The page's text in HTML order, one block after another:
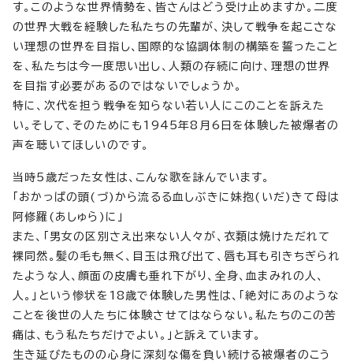
す。このような世界情勢を、皆さんはどう受け止めますか。二度
の世界大戦を経験した私たちの先輩が、決して戦争を起こさな
い理想の世界を目指し、国際的な協調体制の構築を誓ったこと
を、私たちは今一度思い出し、人類の存続に向け、理想の世界
を目指す必要があるのではないでしょうか。
特に、次代を担う戦争を知らない若い人にこのことを訴えた
い。そして、そのためにも1945年8月6日を体験した被爆者の
声を聴いてほしいのです。
当時5歳だった女性は、こんな歌を詠んでいます。
「おかっぱの頭(づ)から流るる血しぶきに妹抱(いだ)きて母は
阿修羅(あしゅら)に」
また、「男女の区別さえ出来ない人々が、衣類は焼けただれて
裸同然。髪の毛も無く、目玉は飛び出て、唇も耳も引きちぎられ
たような人、顔面の皮膚も垂れ下がり、全身、血まみれの人、
人。」という惨状を18歳で体験した男性は、「絶対にあのような
ことを後世の人たちに体験させてはならない。私たちのこの苦
痛は、もう私たちだけでよい。」と訴えています。
生き延びたものの心身に深刻な傷を負い続ける被爆者のこう